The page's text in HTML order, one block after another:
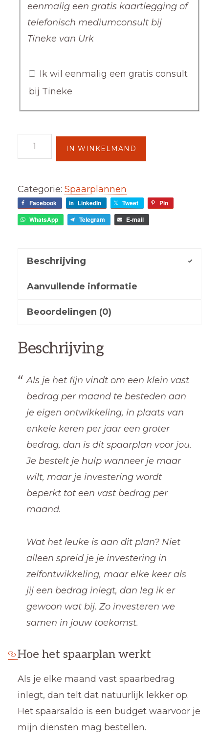
eenmalig een gratis kaartlegging of
telefonisch mediumconsult bij
Tineke van Urk
Ik wil eenmalig een gratis consult
bij Tineke
Spaarplan
aantal
IN WINKELMAND
Categorie: Spaarplannen
Facebook LinkedIn Tweet
Pin
WhatsApp
Telegram E-mail
Beschrijving
Aanvullende informatie
Beoordelingen (0)
Beschrijving
Als je het fijn vindt om een klein vast
bedrag per maand te besteden aan
je eigen ontwikkeling, in plaats van
enkele keren per jaar een groter
bedrag, dan is dit spaarplan voor jou.
Je bestelt je hulp wanneer je maar
wilt, maar je investering wordt
beperkt tot een vast bedrag per
maand.
Wat het leuke is aan dit plan? Niet
alleen spreid je je investering in
zelfontwikkeling, maar elke keer als
jij een bedrag inlegt, dan leg ik er
gewoon wat bij. Zo investeren we
samen in jouw toekomst.
Hoe het spaarplan werkt
Als je elke maand vast spaarbedrag
inlegt, dan telt dat natuurlijk lekker op.
Het spaarsaldo is een budget waarvoor je
mijn diensten mag bestellen.